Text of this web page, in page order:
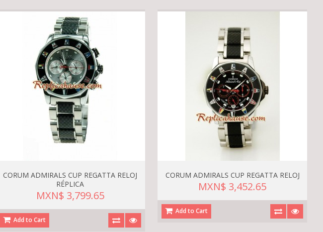
CORUM ADMIRALS CUP REGATTA RELOJ
RÉPLICA
MXN$ 3,799.65
Add to Cart
CORUM ADMIRALS CUP REGATTA RELOJ
MXN$ 3,452.65
Add to Cart